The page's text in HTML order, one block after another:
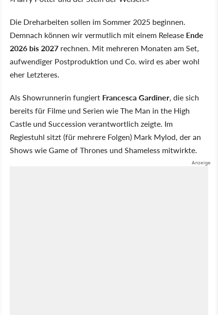
Die Dreharbeiten sollen im Sommer 2025 beginnen.
Demnach können wir vermutlich mit einem Release Ende
2026 bis 2027 rechnen. Mit mehreren Monaten am Set,
aufwendiger Postproduktion und Co. wird es aber wohl
eher Letzteres.
Als Showrunnerin fungiert Francesca Gardiner, die sich
bereits für Filme und Serien wie The Man in the High
Castle und Succession verantwortlich zeigte. Im
Regiestuhl sitzt (für mehrere Folgen) Mark Mylod, der an
Shows wie Game of Thrones und Shameless mitwirkte.